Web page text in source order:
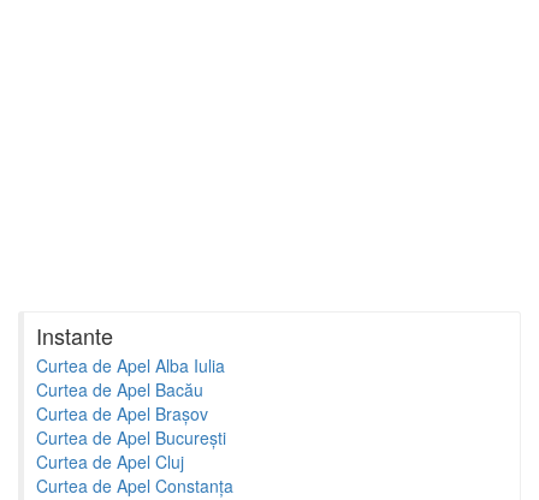
Instante
Curtea de Apel Alba Iulia
Curtea de Apel Bacău
Curtea de Apel Brașov
Curtea de Apel București
Curtea de Apel Cluj
Curtea de Apel Constanța